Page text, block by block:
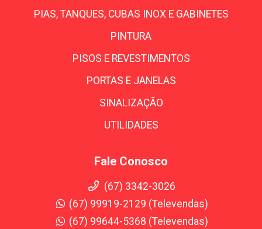
PIAS, TANQUES, CUBAS INOX E GABINETES
PINTURA
PISOS E REVESTIMENTOS
PORTAS E JANELAS
SINALIZAÇÃO
UTILIDADES
Fale Conosco
(67) 3342-3026
(67) 99919-2129 (Televendas)
(67) 99644-5368 (Televendas)